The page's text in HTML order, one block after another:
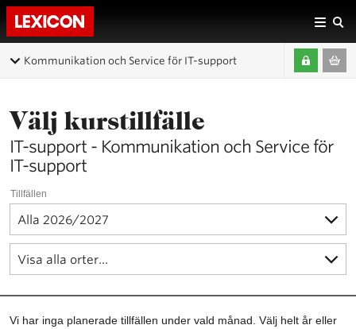
Kommunikation och Service för IT-support
Välj kurstillfälle
IT-support - Kommunikation och Service för
IT-support
Tillfällen
Vi har inga planerade tillfällen under vald månad. Välj helt år eller